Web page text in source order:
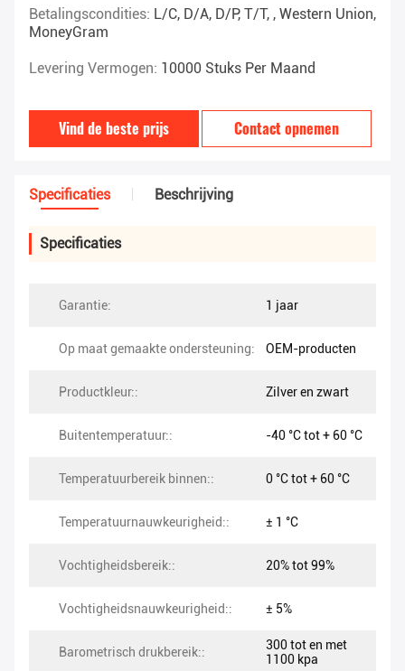
Betalingscondities: L/C, D/A, D/P, T/T, , Western Union,
MoneyGram
Levering Vermogen: 10000 Stuks Per Maand
Vind de beste prijs Contact opnemen
Specificaties Beschrijving
Specificaties
Garantie: 1 jaar
Op maat gemaakte ondersteuning: OEM-producten
Productkleur:: Zilver en zwart
Buitentemperatuur:: -40 °C tot + 60 °C
Temperatuurbereik binnen:: 0 °C tot + 60 °C
Temperatuurnauwkeurigheid:: ± 1 °C
Vochtigheidsbereik:: 20% tot 99%
Vochtigheidsnauwkeurigheid:: ± 5%
Barometrisch drukbereik::
300 tot en met
1100 kpa